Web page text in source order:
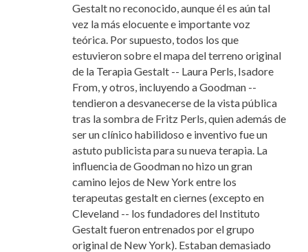
Gestalt no reconocido, aunque él es aún tal
vez la más elocuente e importante voz
teórica. Por supuesto, todos los que
estuvieron sobre el mapa del terreno original
de la Terapia Gestalt -- Laura Perls, Isadore
From, y otros, incluyendo a Goodman --
tendieron a desvanecerse de la vista pública
tras la sombra de Fritz Perls, quien además de
ser un clínico habilidoso e inventivo fue un
astuto publicista para su nueva terapia. La
influencia de Goodman no hizo un gran
camino lejos de New York entre los
terapeutas gestalt en ciernes (excepto en
Cleveland -- los fundadores del Instituto
Gestalt fueron entrenados por el grupo
original de New York). Estaban demasiado